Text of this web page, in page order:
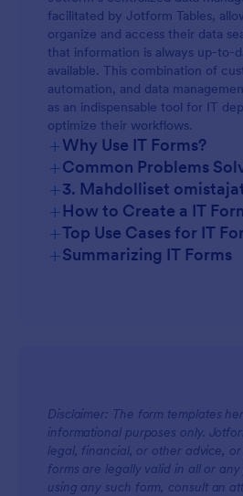
facilitated by Jotform Tables,
organize and access their data
that information is always up-to-
available. This combination of
automation, and data
as an indispensable tool for IT
optimize their workflows.
+Why Use IT Forms?
+Common Problems
+3. Mahdolliset
+How to Create a IT
+Top Use Cases for IT
For Managers
For Teams
+Summarizing IT Forms
Disclaimer: The form templates
informational purposes only.
legal, financial, or other advice,
forms are legally valid in all or
using any such form, consult an